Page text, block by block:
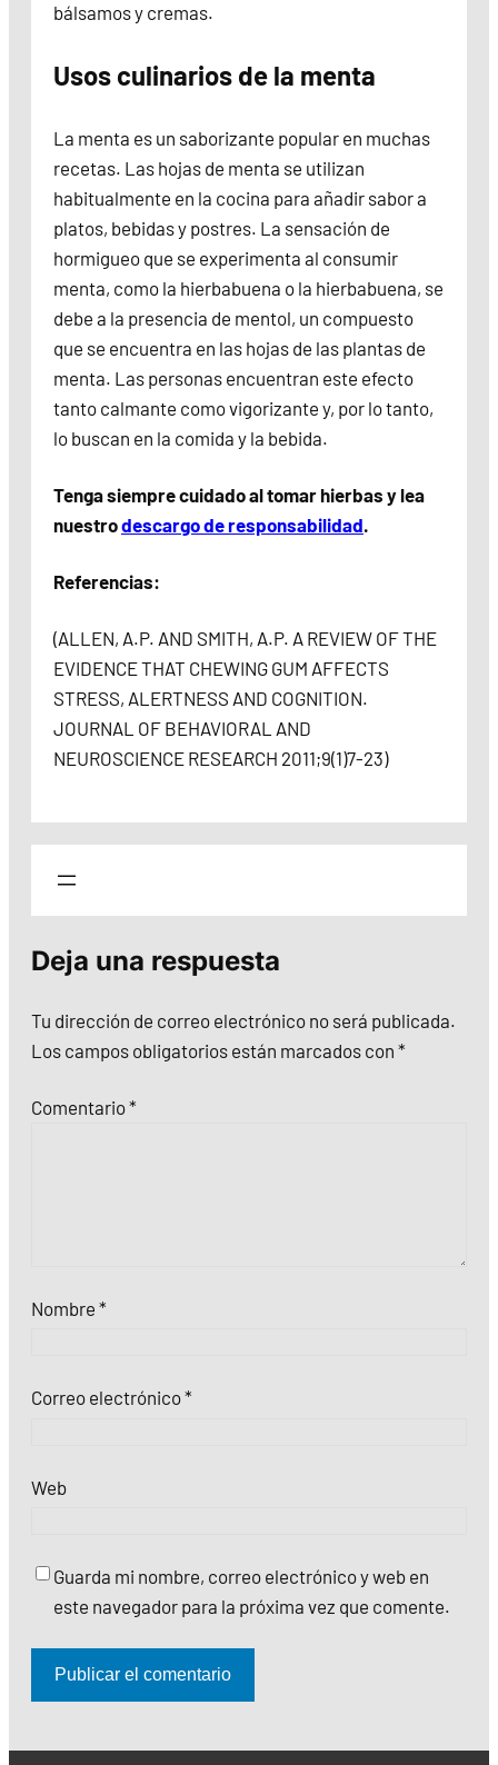
bálsamos y cremas.
Usos culinarios de la menta
La menta es un saborizante popular en muchas
recetas. Las hojas de menta se utilizan
habitualmente en la cocina para añadir sabor a
platos, bebidas y postres. La sensación de
hormigueo que se experimenta al consumir
menta, como la hierbabuena o la hierbabuena, se
debe a la presencia de mentol, un compuesto
que se encuentra en las hojas de las plantas de
menta. Las personas encuentran este efecto
tanto calmante como vigorizante y, por lo tanto,
lo buscan en la comida y la bebida.
Tenga siempre cuidado al tomar hierbas y lea
nuestrodescargo de responsabilidad.
Referencias:
(ALLEN, A.P. AND SMITH, A.P. A REVIEW OF THE
EVIDENCE THAT CHEWING GUM AFFECTS
STRESS, ALERTNESS AND COGNITION.
JOURNAL OF BEHAVIORAL AND
NEUROSCIENCE RESEARCH 2011;9(1)7-23)
Deja una respuesta
Tu dirección de correo electrónico no será publicada.
Los campos obligatorios están marcados con *
Comentario*
Nombre *
Correo electrónico*
Web
Guarda mi nombre, correo electrónico y web en
este navegador para la próxima vez que comente.